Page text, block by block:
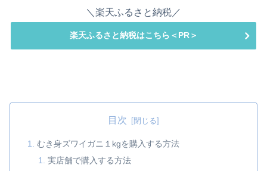
＼楽天ふるさと納税／
楽天ふるさと納税はこちら＜PR＞
目次
むき身ズワイガニ１kgを購入する方法
実店舗で購入する方法